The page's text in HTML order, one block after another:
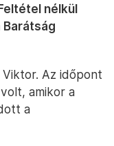
nélkül
Barátság
Az időpont
amikor a
a